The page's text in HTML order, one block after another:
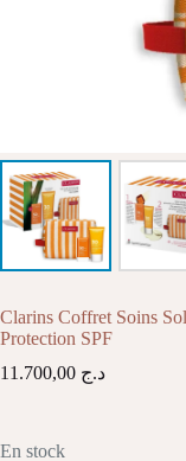
Clarins Coffret Soins
Protection SPF
د.ج
En stock